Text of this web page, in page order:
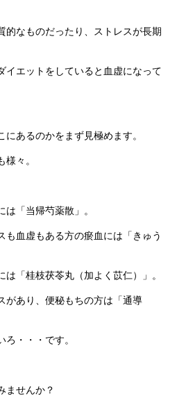
的なものだったり、ストレスが長期
イエットをしていると血虚になって
あるのかをまず見極めます。
様々。
は「当帰芍薬散」。
も血虚もある方の瘀血には「きゅう
「桂枝茯苓丸（加よく苡仁）」。
があり、便秘もちの方は「通導
・・・です。
ませんか？